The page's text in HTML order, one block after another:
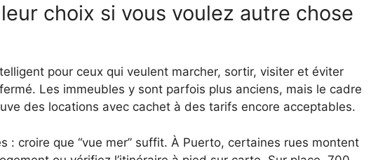
pour ceux qui veulent marcher, sortir, visiter et éviter
Les immeubles y sont parfois plus anciens, mais le cadre
des locations avec cachet à des tarifs encore acceptables.
: croire que “vue mer” suffit. À Puerto, certaines rues montent